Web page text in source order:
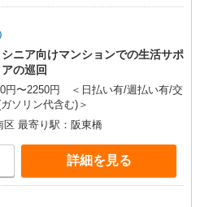
ニア向けマンションでの生活サポ
の巡回
円〜2250円 ＜日払い有/週払い有/交
ソリン代含む)＞
区 最寄り駅：阪東橋
詳細を見る